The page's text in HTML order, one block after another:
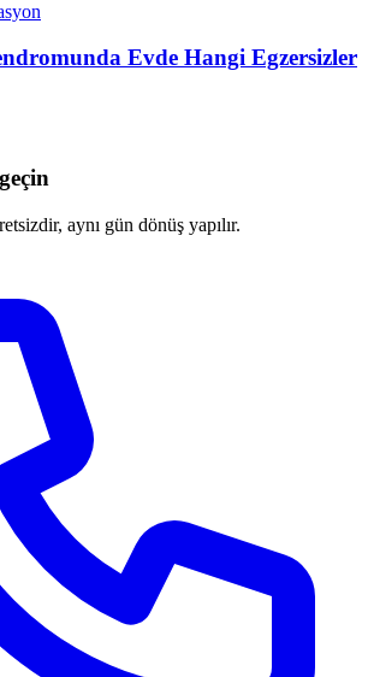
Evde Hangi Egzersizler
aynı gün dönüş yapılır.